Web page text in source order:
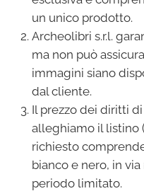
un unico prodotto.
Archeolibri s.r.l.
ma non può
immagini siano
dal cliente.
Il prezzo dei diritti
alleghiamo il listino
richiesto
bianco e nero, in
periodo limitato.